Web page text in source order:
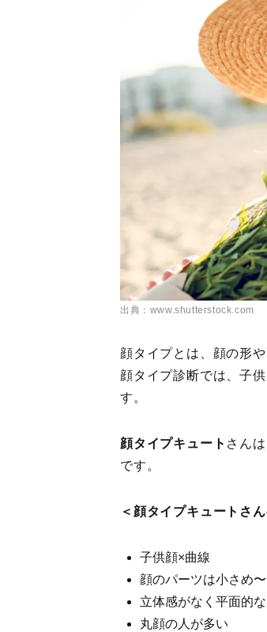
出典：www.shutterstock.com
顔タイプとは、顔の形
顔 タイプ診断では、子
す。
顔タイプキュート さんは
です。
＜顔タイプキュートさ
子供顔×曲線
顔のパーツは小さめ
立体感がなく平面的
丸顔の人が多い